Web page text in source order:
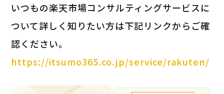
いつもの楽天市場コンサルティングサービスに
ついて詳しく知りたい方は下記リンクからご確
認ください。
https://itsumo365.co.jp/service/rakuten/